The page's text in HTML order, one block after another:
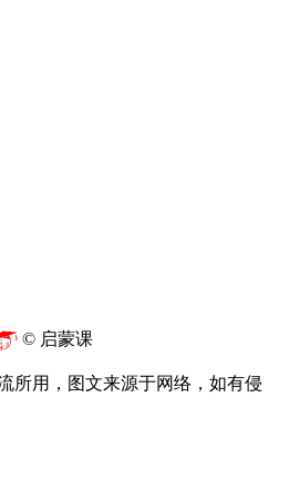
© 启蒙课
所用，图文来源于网络，如有侵